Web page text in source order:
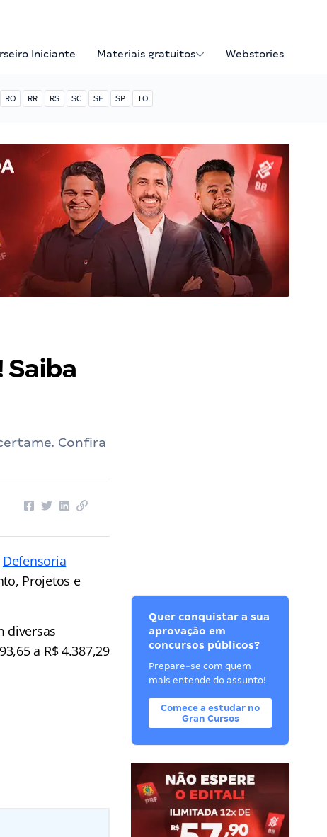
Iniciante Materiais gratuitos Webstories
RO RR RS SC SE SP TO
Saiba
Confira
Defensoria
Projetos e
diversas
a R$ 4.387,29
Quer conquistar a sua
aprovação em
concursos públicos?
Prepare-se com quem
mais entende do assunto!
Comece a estudar no
Gran Cursos